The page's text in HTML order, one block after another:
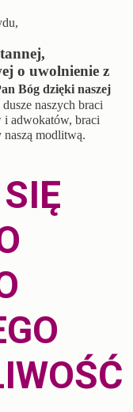
o uwolnienie z
Bóg dzięki naszej
dusze naszych braci
adwokatów, braci
modlitwą.